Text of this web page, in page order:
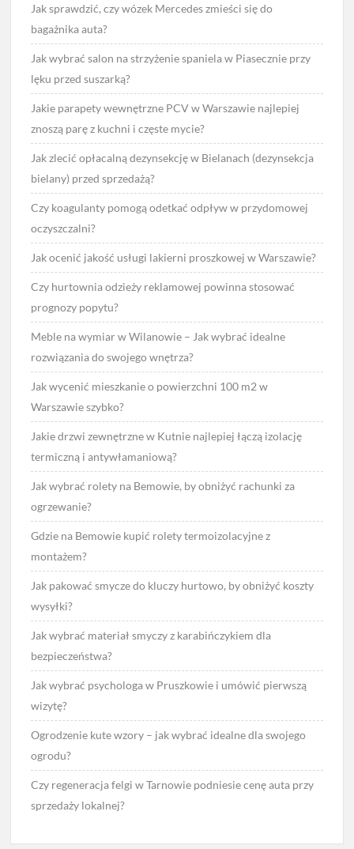
Jak sprawdzić, czy wózek Mercedes zmieści się do
bagażnika auta?
Jak wybrać salon na strzyżenie spaniela w Piasecznie przy
lęku przed suszarką?
Jakie parapety wewnętrzne PCV w Warszawie najlepiej
znoszą parę z kuchni i częste mycie?
Jak zlecić opłacalną dezynsekcję w Bielanach (dezynsekcja
bielany) przed sprzedażą?
Czy koagulanty pomogą odetkać odpływ w przydomowej
oczyszczalni?
Jak ocenić jakość usługi lakierni proszkowej w Warszawie?
Czy hurtownia odzieży reklamowej powinna stosować
prognozy popytu?
Meble na wymiar w Wilanowie – Jak wybrać idealne
rozwiązania do swojego wnętrza?
Jak wycenić mieszkanie o powierzchni 100 m2 w
Warszawie szybko?
Jakie drzwi zewnętrzne w Kutnie najlepiej łączą izolację
termiczną i antywłamaniową?
Jak wybrać rolety na Bemowie, by obniżyć rachunki za
ogrzewanie?
Gdzie na Bemowie kupić rolety termoizolacyjne z
montażem?
Jak pakować smycze do kluczy hurtowo, by obniżyć koszty
wysyłki?
Jak wybrać materiał smyczy z karabińczykiem dla
bezpieczeństwa?
Jak wybrać psychologa w Pruszkowie i umówić pierwszą
wizytę?
Ogrodzenie kute wzory – jak wybrać idealne dla swojego
ogrodu?
Czy regeneracja felgi w Tarnowie podniesie cenę auta przy
sprzedaży lokalnej?